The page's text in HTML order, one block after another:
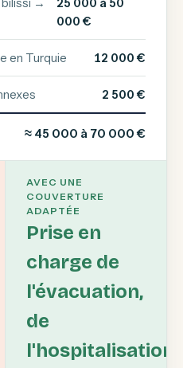
000 €
en Turquie 12 000 €
2 500 €
≈ 45 000 à 70 000 €
AVEC UNE
COUVERTURE
ADAPTÉE
Prise en
charge de
l'évacuation,
de
l'hospitalisation